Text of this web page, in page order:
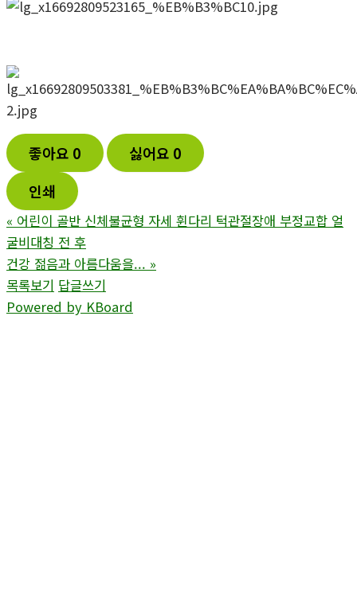
좋아요 0 싫어요 0
인쇄
« 어린이 골반 신체불균형 자세 휜다리 턱관절장애 부정교합 얼
굴비대칭 전 후
건강 젊음과 아름다움을... »
목록보기 답글쓰기
Powered by KBoard